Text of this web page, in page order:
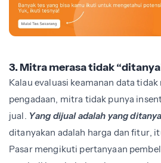
3. Mitra merasa tidak
Kalau evaluasi keamanan data
pengadaan, mitra tidak punya
jual. Yang dijual adalah yang
ditanyakan adalah harga dan fitur,
Pasar mengikuti pertanyaan